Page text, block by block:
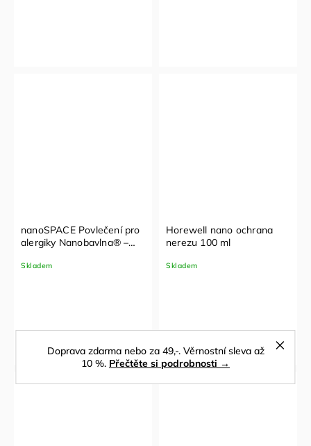
Doprava zdarma nebo za 49,-. Věrnostní sleva až
10 %. Přečtěte si podrobnosti →
nanoSPACE Povlečení pro
alergiky Nanobavlna® –
(140x200cm, 50x70cm)
Skladem
Horewell nano ochrana
nerezu 100 ml
Skladem